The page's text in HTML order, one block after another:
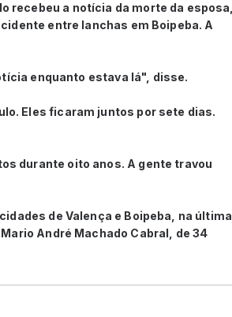
recebeu a notícia da morte da esposa,
entre lanchas em Boipeba. A
enquanto estava lá", disse.
Eles ficaram juntos por sete dias.
durante oito anos. A gente travou
de Valença e Boipeba, na última
André Machado Cabral, de 34